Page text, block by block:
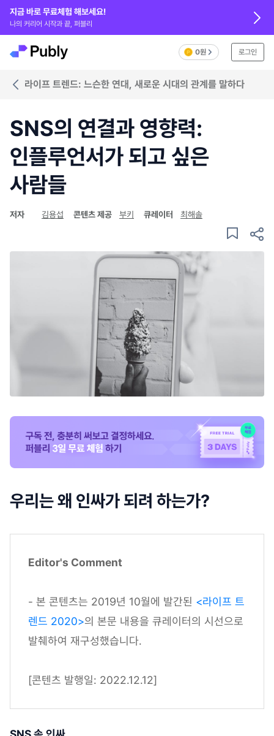
지금 바로 무료체험 해보세요!
나의 커리어 시작과 끝, 퍼블리
0원 로그인
라이프 트렌드: 느슨한 연대, 새로운 시대의 관계를 말하다
SNS의 연결과 영향력:
인플루언서가 되고 싶은
사람들
저자 김용섭 콘텐츠 제공 부키 큐레이터 최해솔
우리는 왜 인싸가 되려 하는가?
Editor's Comment
- 본 콘텐츠는 2019년 10월에 발간된 <라이프 트
렌드 2020>의 본문 내용을 큐레이터의 시선으로
발췌하여 재구성했습니다.
[콘텐츠 발행일: 2022.12.12]